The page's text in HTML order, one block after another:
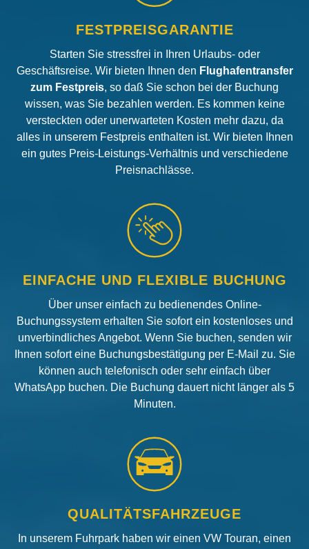
FESTPREISGARANTIE
Starten Sie stressfrei in Ihren Urlaubs- oder
Geschäftsreise. Wir bieten Ihnen den Flughafentransfer
zum Festpreis, so daß Sie schon bei der Buchung
wissen, was Sie bezahlen werden. Es kommen keine
versteckten oder unerwarteten Kosten mehr dazu, da
alles in unserem Festpreis enthalten ist. Wir bieten Ihnen
ein gutes Preis-Leistungs-Verhältnis und verschiedene
Preisnachlässe.
EINFACHE UND FLEXIBLE BUCHUNG
Über unser einfach zu bedienendes Online-
Buchungssystem erhalten Sie sofort ein kostenloses und
unverbindliches Angebot. Wenn Sie buchen, senden wir
Ihnen sofort eine Buchungsbestätigung per E-Mail zu. Sie
können auch telefonisch oder sehr einfach über
WhatsApp buchen. Die Buchung dauert nicht länger als 5
Minuten.
QUALITÄTSFAHRZEUGE
In unserem Fuhrpark haben wir einen VW Touran, einen